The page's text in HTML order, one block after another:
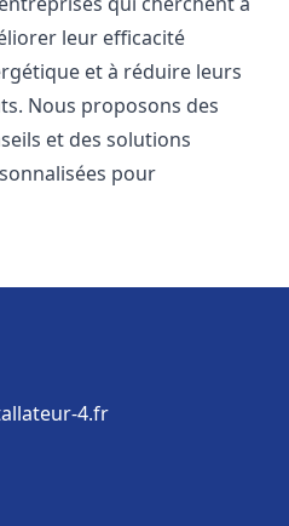
leur efficacité
et à réduire leurs
Nous proposons des
et des solutions
pour
4.fr